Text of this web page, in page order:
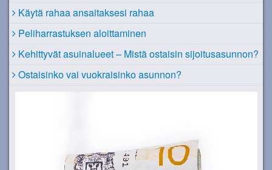
Käytä rahaa ansaitaksesi rahaa
Peliharrastuksen aloittaminen
Kehittyvät asuinalueet – Mistä ostaisin sijoitusasunnon?
Ostaisinko vai vuokraisinko asunnon?